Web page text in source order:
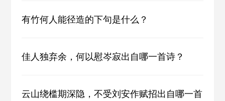
有竹何人能径造的下句是什么？
佳人独弃余，何以慰岑寂出自哪一首诗？
云山绕槛期深隐，不受刘安作赋招出自哪一首